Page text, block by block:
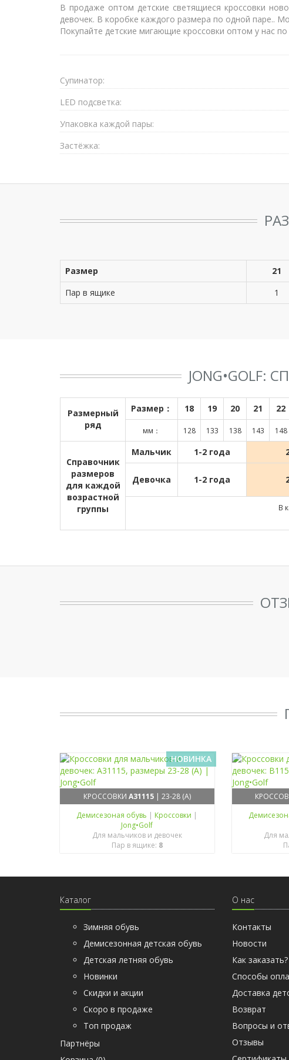
В продаже оптом детские светящиеся кроссовки
девочек. В коробке каждого размера по одной паре..
Покупайте детские мигающие кроссовки оптом у нас
Супинатор:
LED подсветка:
Упаковка каждой пары:
Застёжка:
Размер 21
Пар в ящике
1
Размерный
ряд
Размер： 18 19 20 21 22
мм： 128 133 138 143 148
Справочник
размеров
для каждой
возрастной
группы
Мальчик 1-2 года
Девочка 1-2 года
В
НОВИНКА
КРОССОВКИ A31115| 23-28 (A)
Демисезоная обувь | Кроссовки |
Jong•Golf
Для мальчиков и девочек
Пар в ящике: 8
Для
Каталог
Зимняя обувь
Демисезонная детская обувь
Детская летняя обувь
Новинки
Скидки и акции
Скоро в продаже
Топ продаж
Партнёры
О нас
Контакты
Новости
Как заказать?
Способы
Доставка
Возврат
Вопросы и
Отзывы